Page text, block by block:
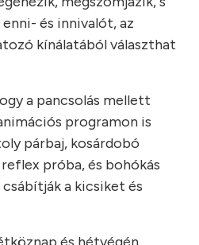
és innivalót, az
kínálatából választhat
a pancsolás mellett
programon is
párbaj, kosárdobó
próba, és bohókás
a kicsiket és